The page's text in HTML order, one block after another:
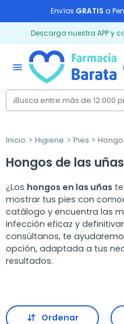
Envíos GRATIS a
Descarga nuestra APP y
menu
Inicio Higiene Pies
Hongos de las uñas
¿Los hongos en las uñas
mostrar tus pies con
catálogo y encuentra las
infección eficaz y
consúltanos, te
opción, adaptada a tus
resultados.
Ordenar